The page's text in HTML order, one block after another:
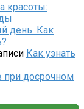
красоты:
день. Как
Как узнать
при досрочном